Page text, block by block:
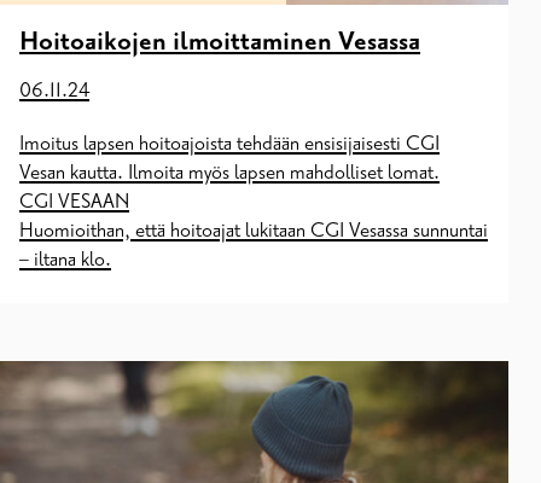
Hoitoaikojen ilmoittaminen Vesassa
06.11.24
Imoitus lapsen hoitoajoista tehdään ensisijaisesti CGI
Vesan kautta. Ilmoita myös lapsen mahdolliset lomat.
CGI VESAAN
Huomioithan, että hoitoajat lukitaan CGI Vesassa sunnuntai
– iltana klo.